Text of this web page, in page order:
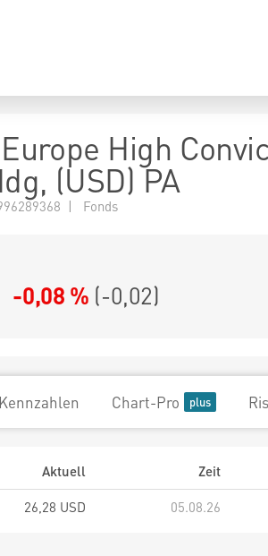
High
(USD) PA
| Fonds
-0,08 % (-0,02)
Chart-Pro
Aktuell Zeit
26,28 USD 05.08.26